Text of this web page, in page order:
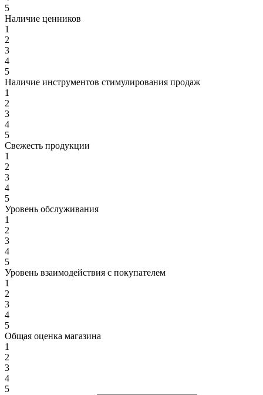
5
Наличие ценников
1
2
3
4
5
Наличие инструментов стимулирования продаж
1
2
3
4
5
Свежесть продукции
1
2
3
4
5
Уровень обслуживания
1
2
3
4
5
Уровень взаимодействия с покупателем
1
2
3
4
5
Общая оценка магазина
1
2
3
4
5